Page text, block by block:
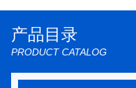
产品目录
PRODUCT CATALOG